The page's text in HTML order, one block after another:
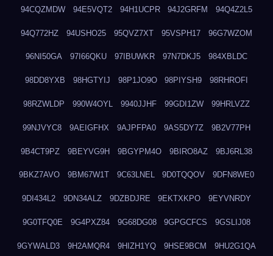
94CQZMDW 94E5VQT2 94H1UCPR 94J2GRFM 94Q4Z2L5
94Q772HZ 94USHO25 95QVZ7XT 95VSPH17 96G7WZOM
96NI50GA 97I66QKU 97IBUWKR 97N7DKJ5 984XBLDC
98DD8YXB 98HGTYIJ 98P1JO9O 98PIYSH9 98RHROFI
98RZWLDP 990W4OYL 9940JJHF 99GDI1ZW 99HRLVZZ
99NJVYC8 9AEIGFHX 9AJPFPA0 9AS5DY7Z 9B2V77PH
9B4CT9PZ 9BEYVG9H 9BGYPM4O 9BIRO8AZ 9BJ6RL38
9BKZ7AVO 9BM67W1T 9C63LNEL 9D0TQQOV 9DFN8WE0
9DI434L2 9DN34ALZ 9DZBDJRE 9EKTXKPO 9EYVNRDY
9G0TFQ0E 9G4PXZ84 9G68DG08 9GPGCFCS 9GSLIJ08
9GYWALD3 9H2AMQR4 9HIZH1YQ 9HSE9BCM 9HU2G1QA